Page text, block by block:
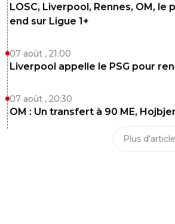
LOSC, Liverpool, Rennes, OM,
end sur Ligue 1+
07 août , 21:00
Liverpool appelle le PSG pour
07 août , 20:30
OM : Un transfert à 90 ME,
Plus